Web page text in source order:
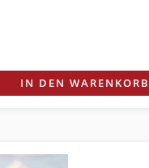
IN DEN WARENKORB